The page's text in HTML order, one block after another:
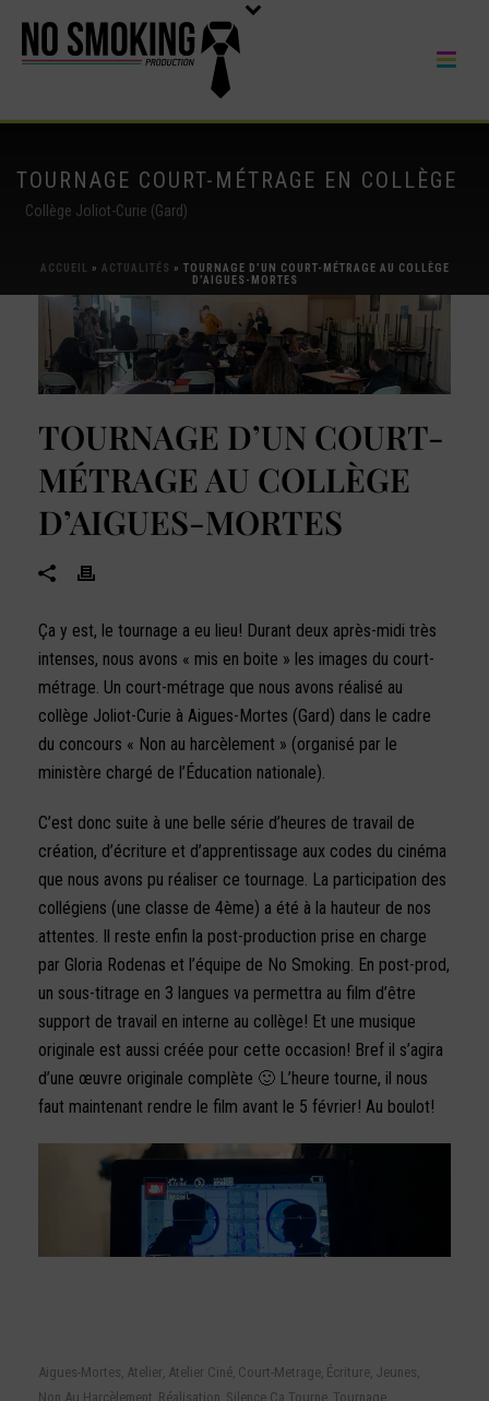
TOURNAGE COURT-MÉTRAGE EN COLLÈGE
Collège Joliot-Curie (Gard)
ACCUEIL » ACTUALITÉS » TOURNAGE D’UN COURT-MÉTRAGE AU COLLÈGE
D’AIGUES-MORTES
TOURNAGE D’UN COURT-
MÉTRAGE AU COLLÈGE
D’AIGUES-MORTES
Ça y est, le tournage a eu lieu! Durant deux après-midi très
intenses, nous avons « mis en boite » les images du court-
métrage. Un court-métrage que nous avons réalisé au
collège Joliot-Curie à Aigues-Mortes (Gard) dans le cadre
du concours « Non au harcèlement » (organisé par le
ministère chargé de l’Éducation nationale).
C’est donc suite à une belle série d’heures de travail de
création, d’écriture et d’apprentissage aux codes du cinéma
que nous avons pu réaliser ce tournage. La participation des
collégiens (une classe de 4ème) a été à la hauteur de nos
attentes. Il reste enfin la post-production prise en charge
par Gloria Rodenas et l’équipe de No Smoking. En post-prod,
un sous-titrage en 3 langues va permettra au film d’être
support de travail en interne au collège! Et une musique
originale est aussi créée pour cette occasion! Bref il s’agira
d’une œuvre originale complète 🙂 L’heure tourne, il nous
faut maintenant rendre le film avant le 5 février! Au boulot!
Aigues-Mortes Atelier Atelier Ciné Court-Metrage Écriture Jeunes
Non Au Harcèlement Réalisation Silence Ça Tourne Tournage